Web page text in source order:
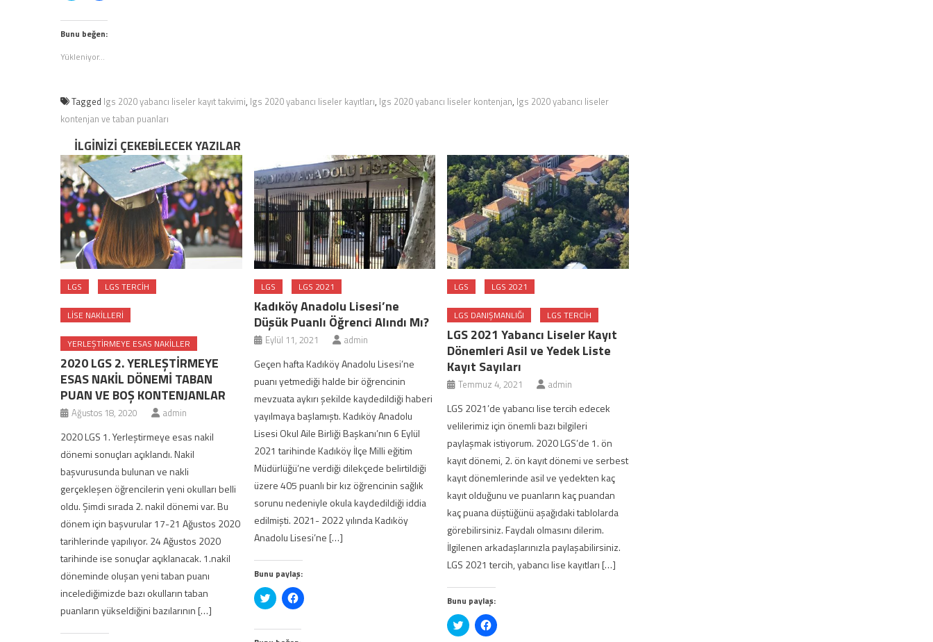
Bunu paylaş:
Twitter
üzerinde
paylaşmak
tıklayın
(Yeni
pencerede
Facebook'ta
paylaşmak
için
(Yeni
pencerede
açılır)
Yükleniyor...
Taggedlgs 2020 yabancı liseler kayıt takvimi lgs 2020 yabancı liseler kayıtları ,lgs 2020 yabancı liseler kontenjan,lgs 2020 yabancı liseler
kontenjan ve taban puanları
İLGINIZI ÇEKEBILECEK YAZILAR